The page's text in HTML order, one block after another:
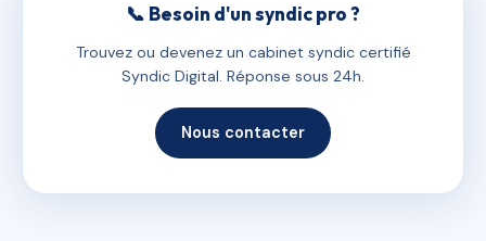
📞 Besoin d'un syndic pro ?
Trouvez ou devenez un cabinet syndic certifié
Syndic Digital. Réponse sous 24h.
Nous contacter